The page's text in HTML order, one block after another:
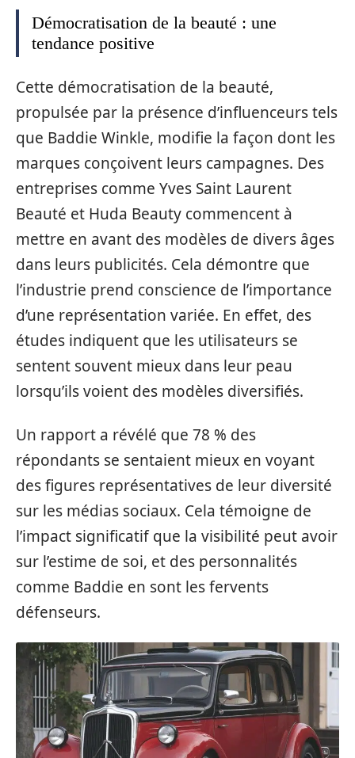
Démocratisation de la beauté : une
tendance positive
Cette démocratisation de la beauté,
propulsée par la présence d’influenceurs tels
que Baddie Winkle, modifie la façon dont les
marques conçoivent leurs campagnes. Des
entreprises comme Yves Saint Laurent
Beauté et Huda Beauty commencent à
mettre en avant des modèles de divers âges
dans leurs publicités. Cela démontre que
l’industrie prend conscience de l’importance
d’une représentation variée. En effet, des
études indiquent que les utilisateurs se
sentent souvent mieux dans leur peau
lorsqu’ils voient des modèles diversifiés.
Un rapport a révélé que 78 % des
répondants se sentaient mieux en voyant
des figures représentatives de leur diversité
sur les médias sociaux. Cela témoigne de
l’impact significatif que la visibilité peut avoir
sur l’estime de soi, et des personnalités
comme Baddie en sont les fervents
défenseurs.